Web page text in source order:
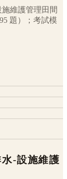
維護管理田間
題）；考試模
-設施維護